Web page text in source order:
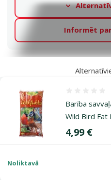
Informēt
Barība
Wild Bird Fat
Cena
4,99 €
Noliktavā